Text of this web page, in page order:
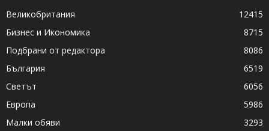
Великобритания
12415
Бизнес и Икономика
8715
Подбрани от редактора
8086
България
6519
Светът
6056
Европа
5986
Малки обяви
3293